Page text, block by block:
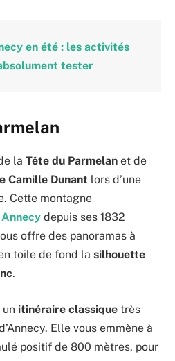
en été : les activités
tester
la Tête du Parmelan et de
Camille Dunant lors d’une
Cette montagne
Annecy depuis ses 1832
offre des panoramas à
toile de fond la silhouette
.
itinéraire classique très
Elle vous emmène à
positif de 800 mètres, pour